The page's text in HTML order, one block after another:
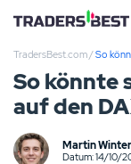
Privacy & Cookie
Kontakt
TradersBest.com/So
So könnte
auf den
Martin Winter
Datum: 14/10/